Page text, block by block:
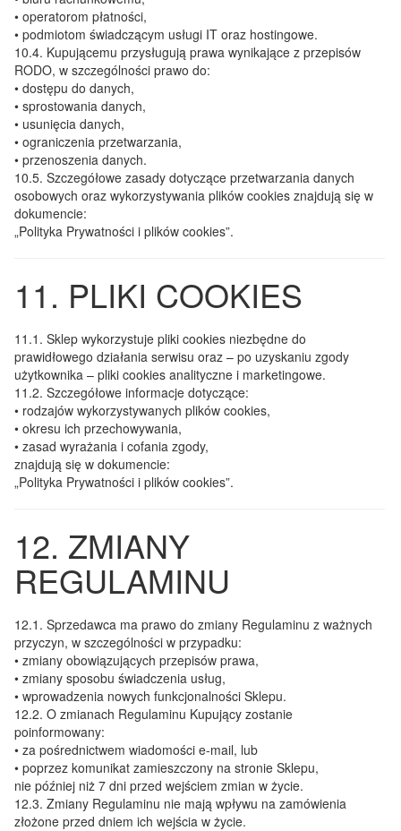
• operatorom płatności,
• podmiotom świadczącym usługi IT oraz hostingowe.
10.4. Kupującemu przysługują prawa wynikające z przepisów
RODO, w szczególności prawo do:
• dostępu do danych,
• sprostowania danych,
• usunięcia danych,
• ograniczenia przetwarzania,
• przenoszenia danych.
10.5. Szczegółowe zasady dotyczące przetwarzania danych
osobowych oraz wykorzystywania plików cookies znajdują się w
dokumencie:
„Polityka Prywatności i plików cookies”.
11. PLIKI COOKIES
11.1. Sklep wykorzystuje pliki cookies niezbędne do
prawidłowego działania serwisu oraz – po uzyskaniu zgody
użytkownika – pliki cookies analityczne i marketingowe.
11.2. Szczegółowe informacje dotyczące:
• rodzajów wykorzystywanych plików cookies,
• okresu ich przechowywania,
• zasad wyrażania i cofania zgody,
znajdują się w dokumencie:
„Polityka Prywatności i plików cookies”.
12. ZMIANY
REGULAMINU
12.1. Sprzedawca ma prawo do zmiany Regulaminu z ważnych
przyczyn, w szczególności w przypadku:
• zmiany obowiązujących przepisów prawa,
• zmiany sposobu świadczenia usług,
• wprowadzenia nowych funkcjonalności Sklepu.
12.2. O zmianach Regulaminu Kupujący zostanie
poinformowany:
• za pośrednictwem wiadomości e-mail, lub
• poprzez komunikat zamieszczony na stronie Sklepu,
nie później niż 7 dni przed wejściem zmian w życie.
12.3. Zmiany Regulaminu nie mają wpływu na zamówienia
złożone przed dniem ich wejścia w życie.